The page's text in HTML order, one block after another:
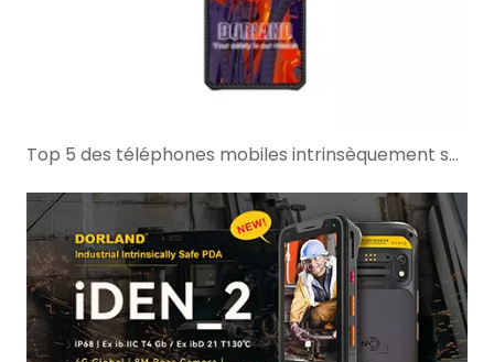
Top 5 des téléphones mobiles intrinsèquement sûrs pour 2026 : un guide complet